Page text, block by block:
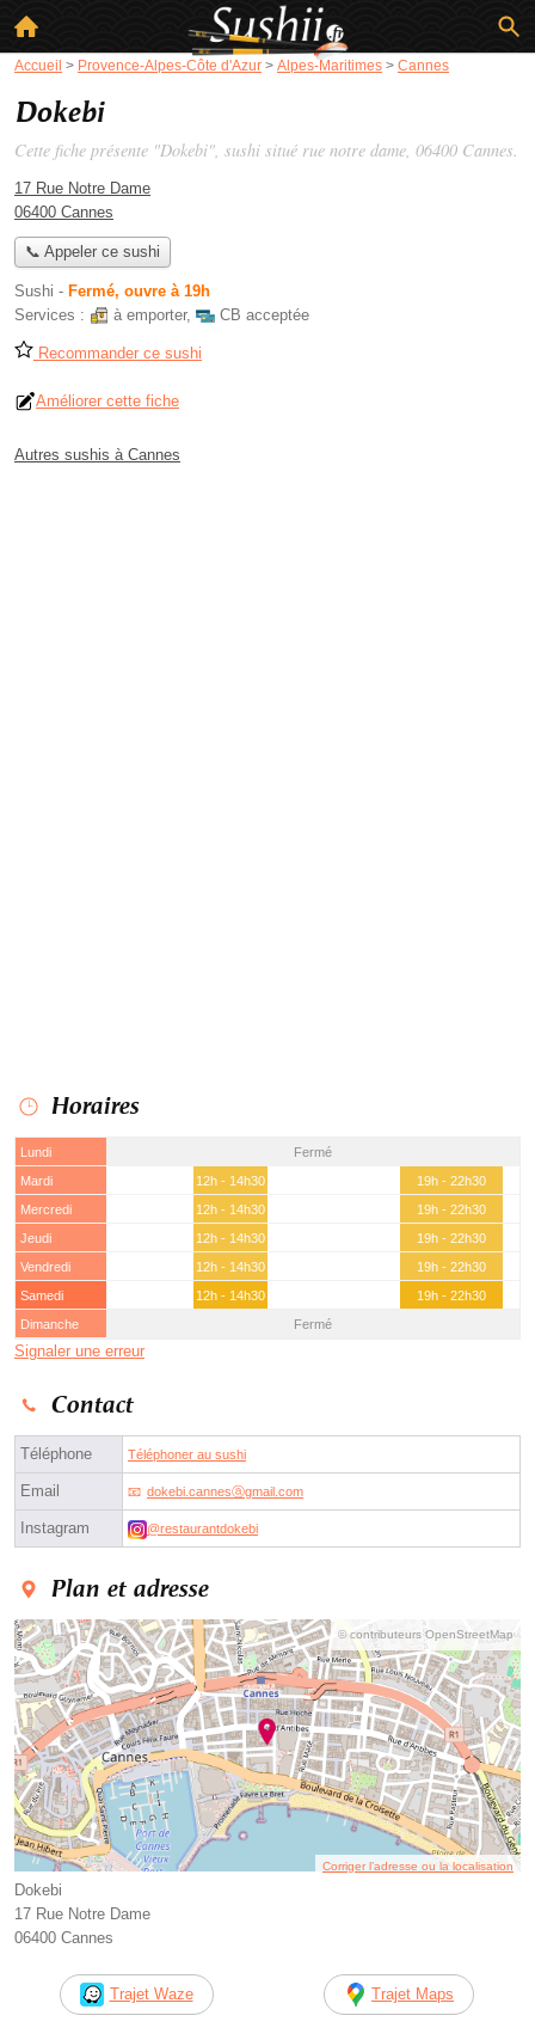
Accueil > Provence-Alpes-Côte d'Azur > Alpes-Maritimes > Cannes
Dokebi
Cette fiche présente "Dokebi", sushi situé rue notre dame, 06400 Cannes.
17 Rue Notre Dame
06400 Cannes
📞 Appeler ce sushi
Sushi - Fermé, ouvre à 19h
Services :
à emporter, CB acceptée
Recommander ce sushi
Améliorer cette fiche
Autres sushis à Cannes
Horaires
Lundi
Fermé
Mardi
12h - 14h30
19h - 22h30
Mercredi
12h - 14h30
19h - 22h30
Jeudi
12h - 14h30
19h - 22h30
Vendredi
12h - 14h30
19h - 22h30
Samedi
12h - 14h30
19h - 22h30
Dimanche
Fermé
Signaler une erreur
Contact
Téléphone Téléphoner au sushi
Email dokebi.cannesⓐgmail.com
Instagram @restaurantdokebi
Plan et adresse
© contributeurs OpenStreetMap
Corriger l’adresse ou la localisation
Dokebi
17 Rue Notre Dame
06400 Cannes
Trajet Waze Trajet Maps